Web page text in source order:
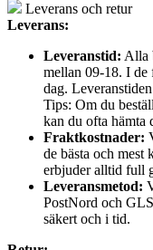
Leverans och retur
Leverans:
Leveranstid: Alla
mellan 09-18. I de
dag.
Tips: Om du
kan du ofta hämta
Fraktkostnader:
de bästa och mest
erbjuder alltid full
Leveransmetod:
PostNord och
säkert och i tid.